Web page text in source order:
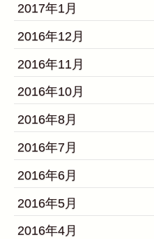
2017年1月
2016年12月
2016年11月
2016年10月
2016年8月
2016年7月
2016年6月
2016年5月
2016年4月